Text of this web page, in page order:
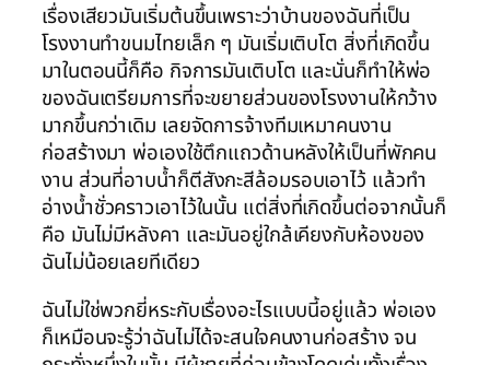
เรื่องเสียวมันเริ่มต้นขึ้นเพราะว่าบ้านของฉันที่เป็น
โรงงานทำขนมไทยเล็ก ๆ มันเริ่มเติบโต สิ่งที่เกิดขึ้น
มาในตอนนี้ก็คือ กิจการมันเติบโต และนั่นก็ทำให้พ่อ
ของฉันเตรียมการที่จะขยายส่วนของโรงงานให้กว้าง
มากขึ้นกว่าเดิม เลยจัดการจ้างทีมเหมาคนงาน
ก่อสร้างมา พ่อเองใช้ตึกแถวด้านหลังให้เป็นที่พักคน
งาน ส่วนที่อาบน้ำก็ตีสังกะสีล้อมรอบเอาไว้ แล้วทำ
อ่างน้ำชั่วคราวเอาไว้ในนั้น แต่สิ่งที่เกิดขึ้นต่อจากนั้นก็
คือ มันไม่มีหลังคา และมันอยู่ใกล้เคียงกับห้องของ
ฉันไม่น้อยเลยทีเดียว
ฉันไม่ใช่พวกยี่หระกับเรื่องอะไรแบบนี้อยู่แล้ว พ่อเอง
ก็เหมือนจะรู้ว่าฉันไม่ได้จะสนใจคนงานก่อสร้าง จน